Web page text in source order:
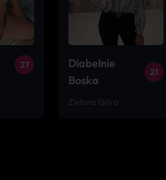
27
Diabelnie
Boska
21
Zielona Góra